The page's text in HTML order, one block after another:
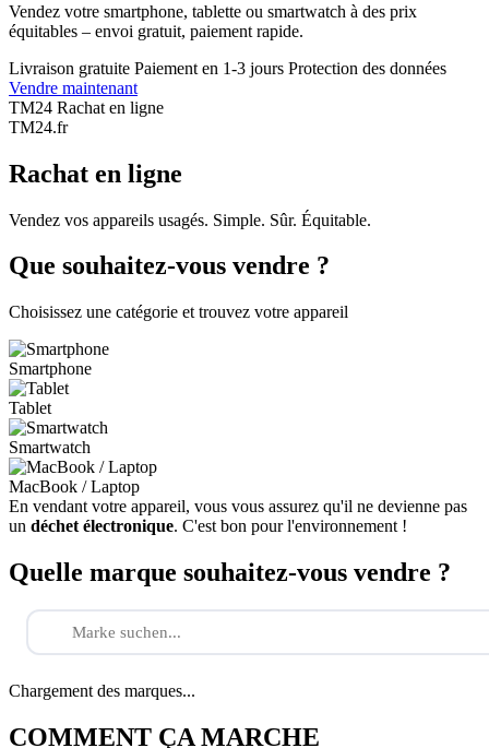
Vendez votre smartphone, tablette ou smartwatch à des prix
équitables – envoi gratuit, paiement rapide.
Livraison gratuite Paiement en 1-3 jours Protection des données
Vendre maintenant
TM24 Rachat en ligne
TM24.fr
Rachat en ligne
Vendez vos appareils usagés. Simple. Sûr. Équitable.
Que souhaitez-vous vendre ?
Choisissez une catégorie et trouvez votre appareil
Smartphone
Tablet
Smartwatch
MacBook / Laptop
En vendant votre appareil, vous vous assurez qu'il ne devienne pas
un déchet électronique. C'est bon pour l'environnement !
Quelle marque souhaitez-vous vendre ?
Chargement des marques...
COMMENT ÇA MARCHE